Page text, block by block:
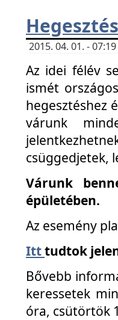
2015. 04. 01. -
Az idei félév
ismét
hegesztéshez
várunk
csüggedjetek,
Várunk
épületében.
Az esemény
Itttudtok
Bővebb
keressetek
óra, csütörtök